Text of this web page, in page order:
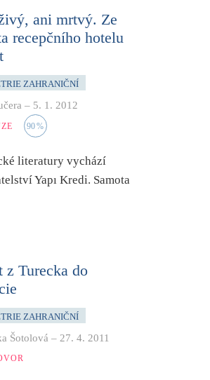
ani mrtvý. Ze
recepčního hotelu
ZAHRANIČNÍ
– 5. 1. 2012
90%
literatury vychází
Yapı Kredi. Samota
z Turecka do
ZAHRANIČNÍ
Šotolová – 27. 4. 2011